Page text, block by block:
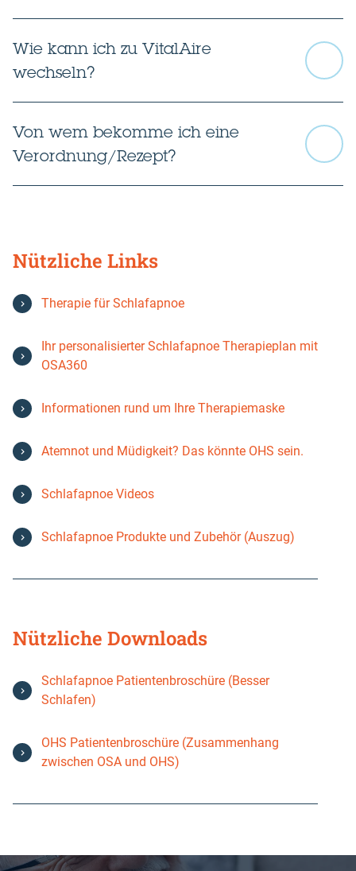
Bundesverband Schlafapnoe und Schlafstörungen
Deutschland e.V.
Bundesverband Gemeinnützige Selbsthilfe Schlafapnoe
Deutschland e.V. (GSD)
Wie kann ich zu VitalAire
wechseln?
Von wem bekomme ich eine
Verordnung/Rezept?
Nützliche Links
Therapie für Schlafapnoe
Ihr personalisierter Schlafapnoe Therapieplan mit
OSA360
Informationen rund um Ihre Therapiemaske
Atemnot und Müdigkeit? Das könnte OHS sein.
Schlafapnoe Videos
Schlafapnoe Produkte und Zubehör (Auszug)
Nützliche Downloads
Schlafapnoe Patientenbroschüre (Besser
Schlafen)
OHS Patientenbroschüre (Zusammenhang
zwischen OSA und OHS)